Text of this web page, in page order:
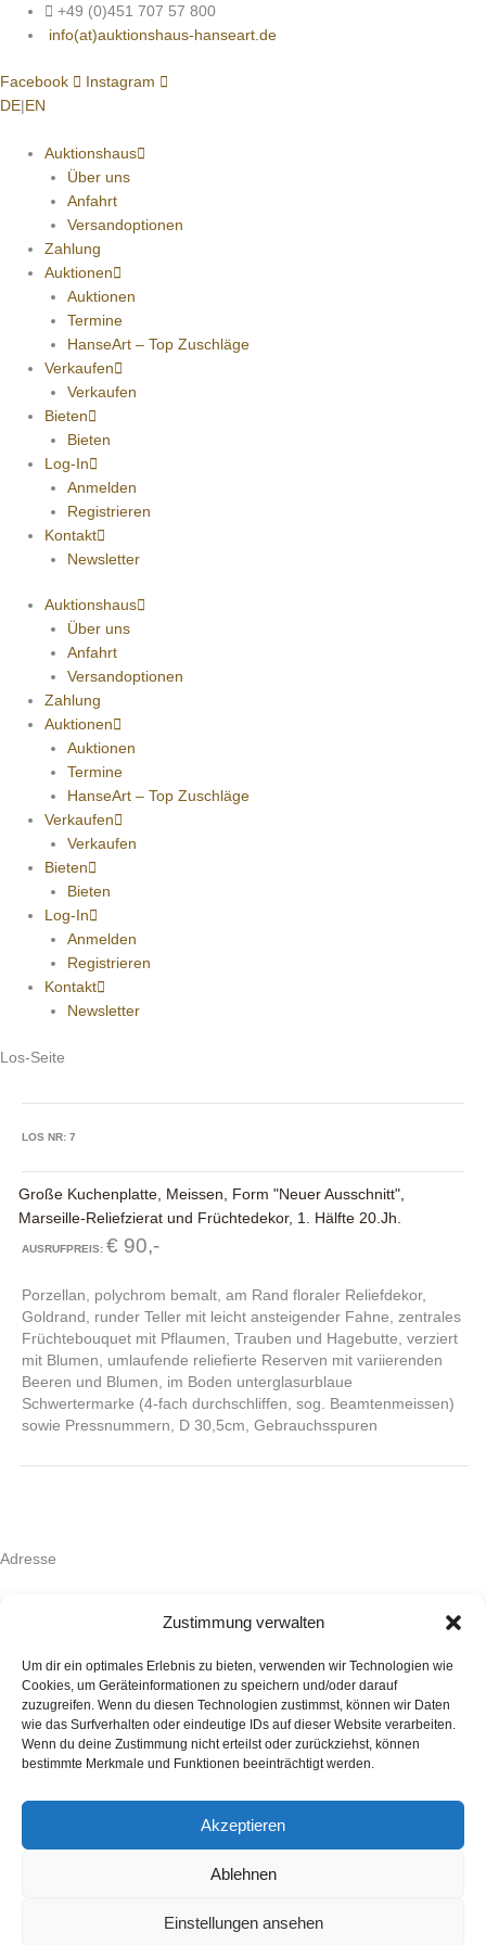
Zustimmung verwalten
Um dir ein optimales Erlebnis zu bieten, verwenden wir Technologien wie
Cookies, um Geräteinformationen zu speichern und/oder darauf
zuzugreifen. Wenn du diesen Technologien zustimmst, können wir Daten
wie das Surfverhalten oder eindeutige IDs auf dieser Website verarbeiten.
Wenn du deine Zustimmung nicht erteilst oder zurückziehst, können
bestimmte Merkmale und Funktionen beeinträchtigt werden.
Akzeptieren
Ablehnen
Einstellungen ansehen
Zum
Inhalt
+49 (0)451 707 57 800
info(at)auktionshaus-hanseart.de
Facebook
Instagram
DE|EN
Auktionshaus
Über uns
Anfahrt
Versandoptionen
Zahlung
Auktionen
Auktionen
Termine
HanseArt – Top Zuschläge
Verkaufen
Verkaufen
Bieten
Bieten
Log-In
Anmelden
Registrieren
Kontakt
Newsletter
Auktionshaus
Über uns
Anfahrt
Versandoptionen
Zahlung
Auktionen
Auktionen
Termine
HanseArt – Top Zuschläge
Verkaufen
Verkaufen
Bieten
Bieten
Log-In
Anmelden
Registrieren
Kontakt
Newsletter
Los-Seite
LOS NR: 7
Große Kuchenplatte, Meissen, Form "Neuer Ausschnitt",
Marseille-Reliefzierat und Früchtedekor, 1. Hälfte 20.Jh.
AUSRUFPREIS: € 90,-
Porzellan, polychrom bemalt, am Rand floraler Reliefdekor,
Goldrand, runder Teller mit leicht ansteigender Fahne, zentrales
Früchtebouquet mit Pflaumen, Trauben und Hagebutte, verziert
mit Blumen, umlaufende reliefierte Reserven mit variierenden
Beeren und Blumen, im Boden unterglasurblaue
Schwertermarke (4-fach durchschliffen, sog. Beamtenmeissen)
sowie Pressnummern, D 30,5cm, Gebrauchsspuren
Adresse
+49 (0)451 707 57 800
info(at)auktionshaus-hanseart.de
Auktionshaus
Kontakt